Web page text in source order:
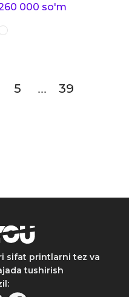
000 so'm
5 ... 39
sifat printlarni tez va
tushirish
: